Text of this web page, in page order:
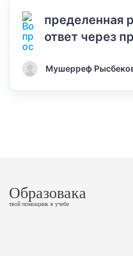
пределенная
ответ через
Мушерреф
Образовака
твой помощник в учебе